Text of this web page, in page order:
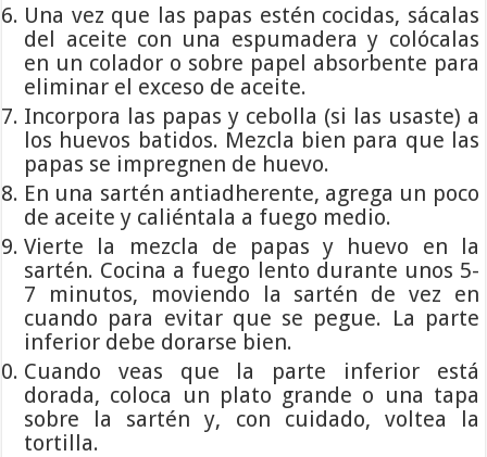
Una vez que las papas estén cocidas, sácalas
del aceite con una espumadera y colócalas
en un colador o sobre papel absorbente para
eliminar el exceso de aceite.
Incorpora las papas y cebolla (si las usaste) a
los huevos batidos. Mezcla bien para que las
papas se impregnen de huevo.
En una sartén antiadherente, agrega un poco
de aceite y caliéntala a fuego medio.
Vierte la mezcla de papas y huevo en la
sartén. Cocina a fuego lento durante unos 5-
7 minutos, moviendo la sartén de vez en
cuando para evitar que se pegue. La parte
inferior debe dorarse bien.
Cuando veas que la parte inferior está
dorada, coloca un plato grande o una tapa
sobre la sartén y, con cuidado, voltea la
tortilla.